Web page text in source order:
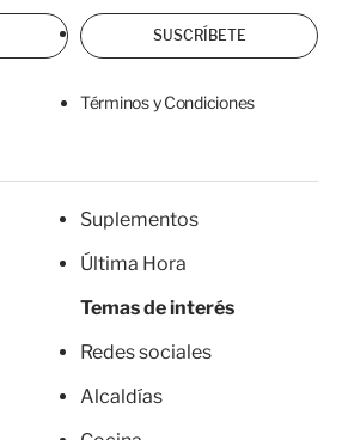
SUSCRÍBETE
Términos y Condiciones
Suplementos
Última Hora
Temas de interés
Redes sociales
Alcaldías